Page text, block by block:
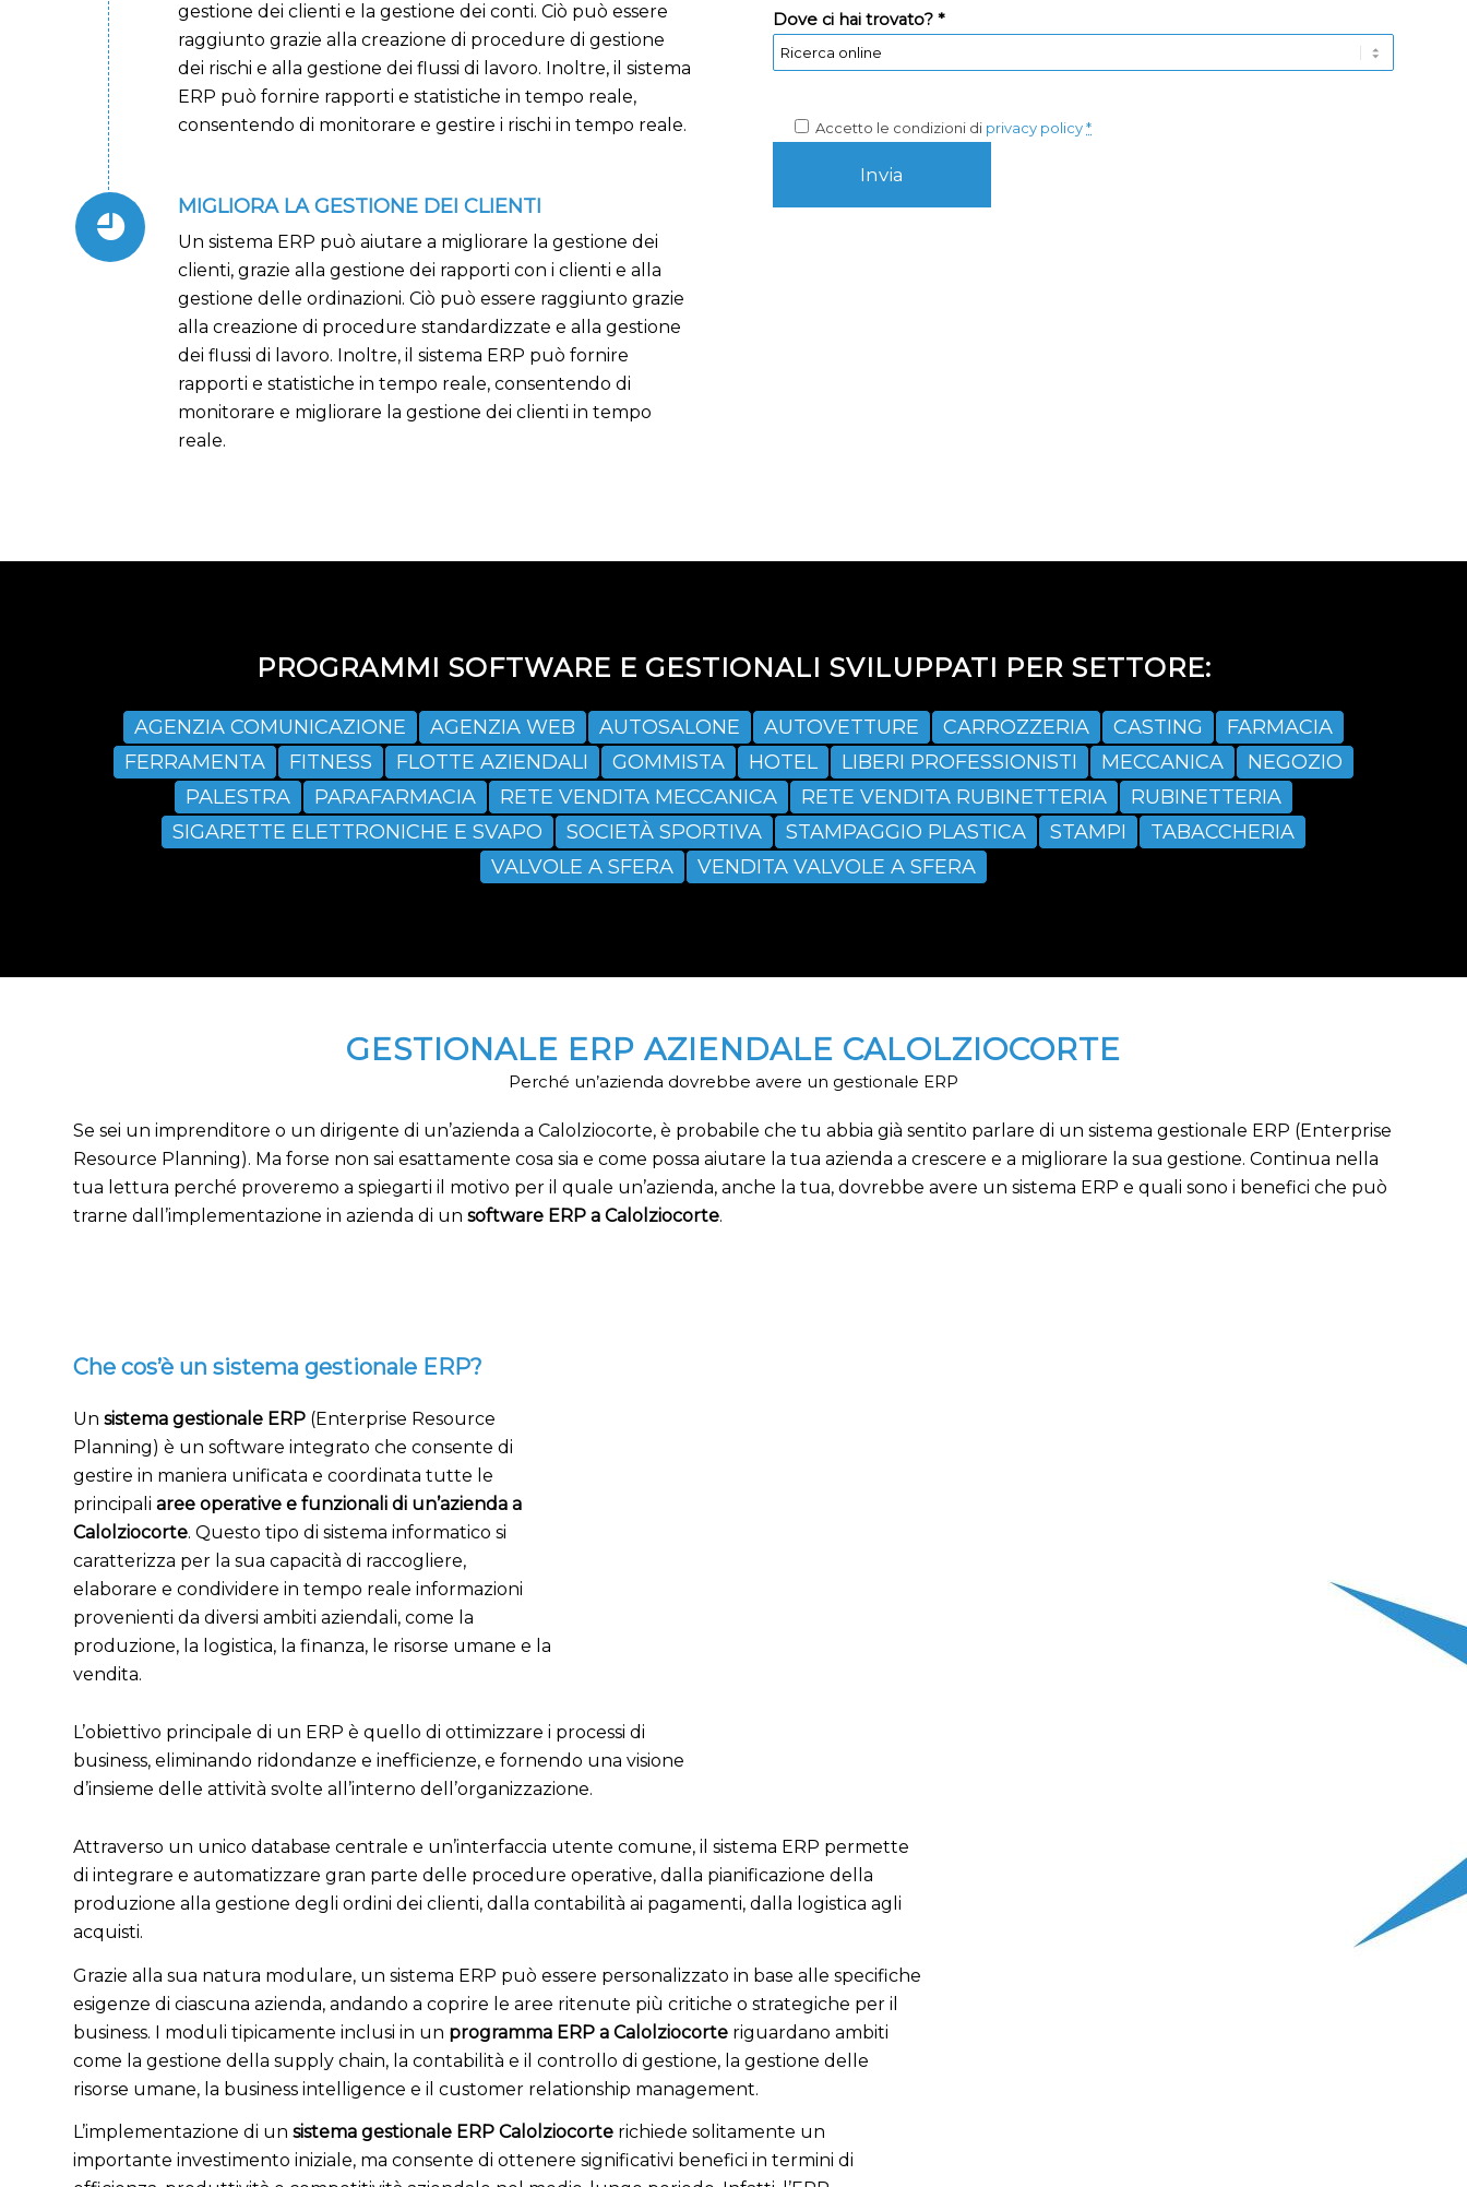
gestione dei clienti e la gestione dei conti. Ciò può essere
raggiunto grazie alla creazione di procedure di gestione
dei rischi e alla gestione dei flussi di lavoro. Inoltre, il sistema
ERP può fornire rapporti e statistiche in tempo reale,
consentendo di monitorare e gestire i rischi in tempo reale.
MIGLIORA LA GESTIONE DEI CLIENTI
Un sistema ERP può aiutare a migliorare la gestione dei
clienti, grazie alla gestione dei rapporti con i clienti e alla
gestione delle ordinazioni. Ciò può essere raggiunto grazie
alla creazione di procedure standardizzate e alla gestione
dei flussi di lavoro. Inoltre, il sistema ERP può fornire
rapporti e statistiche in tempo reale, consentendo di
monitorare e migliorare la gestione dei clienti in tempo
reale.
Dove ci hai trovato? *
Accetto le condizioni di privacy policy *
PROGRAMMI SOFTWARE E GESTIONALI SVILUPPATI PER SETTORE:
AGENZIA COMUNICAZIONE AGENZIA WEB AUTOSALONE AUTOVETTURE CARROZZERIA CASTING
FARMACIA
FERRAMENTA
FITNESS FLOTTE AZIENDALI GOMMISTA HOTEL LIBERI PROFESSIONISTI MECCANICA
NEGOZIO
PALESTRA
PARAFARMACIA RETE VENDITA MECCANICA RETE VENDITA RUBINETTERIA
RUBINETTERIA
SIGARETTE ELETTRONICHE E SVAPO
SOCIETÀ SPORTIVA STAMPAGGIO PLASTICA STAMPI
TABACCHERIA
VALVOLE A SFERA
VENDITA VALVOLE A SFERA
GESTIONALE ERP AZIENDALE CALOLZIOCORTE
Perché un’azienda dovrebbe avere un gestionale ERP
Se sei un imprenditore o un dirigente di un’azienda a Calolziocorte, è probabile che tu abbia già sentito parlare di un sistema gestionale ERP (Enterprise
Resource Planning). Ma forse non sai esattamente cosa sia e come possa aiutare la tua azienda a crescere e a migliorare la sua gestione. Continua nella
tua lettura perché proveremo a spiegarti il motivo per il quale un’azienda, anche la tua, dovrebbe avere un sistema ERP e quali sono i benefici che può
trarne dall’implementazione in azienda di un software ERP a Calolziocorte.
Che cos’è un sistema gestionale ERP?
Un sistema gestionale ERP (Enterprise Resource
Planning) è un software integrato che consente di
gestire in maniera unificata e coordinata tutte le
principali aree operative e funzionali di un’azienda a
Calolziocorte. Questo tipo di sistema informatico si
caratterizza per la sua capacità di raccogliere,
elaborare e condividere in tempo reale informazioni
provenienti da diversi ambiti aziendali, come la
produzione, la logistica, la finanza, le risorse umane e la
vendita.
L’obiettivo principale di un ERP è quello di ottimizzare i processi di
business, eliminando ridondanze e inefficienze, e fornendo una visione
d’insieme delle attività svolte all’interno dell’organizzazione.
Attraverso un unico database centrale e un’interfaccia utente comune, il sistema ERP permette
di integrare e automatizzare gran parte delle procedure operative, dalla pianificazione della
produzione alla gestione degli ordini dei clienti, dalla contabilità ai pagamenti, dalla logistica agli
acquisti.
Grazie alla sua natura modulare, un sistema ERP può essere personalizzato in base alle specifiche
esigenze di ciascuna azienda, andando a coprire le aree ritenute più critiche o strategiche per il
business. I moduli tipicamente inclusi in un programma ERP a Calolziocorte riguardano ambiti
come la gestione della supply chain, la contabilità e il controllo di gestione, la gestione delle
risorse umane, la business intelligence e il customer relationship management.
L’implementazione di un sistema gestionale ERP Calolziocorte richiede solitamente un
importante investimento iniziale, ma consente di ottenere significativi benefici in termini di